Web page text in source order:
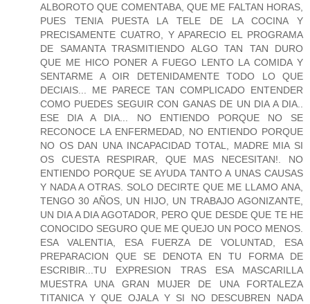
ALBOROTO QUE COMENTABA, QUE ME FALTAN HORAS,
PUES TENIA PUESTA LA TELE DE LA COCINA Y
PRECISAMENTE CUATRO, Y APARECIO EL PROGRAMA
DE SAMANTA TRASMITIENDO ALGO TAN TAN DURO
QUE ME HICO PONER A FUEGO LENTO LA COMIDA Y
SENTARME A OIR DETENIDAMENTE TODO LO QUE
DECIAIS... ME PARECE TAN COMPLICADO ENTENDER
COMO PUEDES SEGUIR CON GANAS DE UN DIA A DIA..
ESE DIA A DIA... NO ENTIENDO PORQUE NO SE
RECONOCE LA ENFERMEDAD, NO ENTIENDO PORQUE
NO OS DAN UNA INCAPACIDAD TOTAL, MADRE MIA SI
OS CUESTA RESPIRAR, QUE MAS NECESITAN!. NO
ENTIENDO PORQUE SE AYUDA TANTO A UNAS CAUSAS
Y NADA A OTRAS. SOLO DECIRTE QUE ME LLAMO ANA,
TENGO 30 AÑOS, UN HIJO, UN TRABAJO AGONIZANTE,
UN DIA A DIA AGOTADOR, PERO QUE DESDE QUE TE HE
CONOCIDO SEGURO QUE ME QUEJO UN POCO MENOS.
ESA VALENTIA, ESA FUERZA DE VOLUNTAD, ESA
PREPARACION QUE SE DENOTA EN TU FORMA DE
ESCRIBIR...TU EXPRESION TRAS ESA MASCARILLA
MUESTRA UNA GRAN MUJER DE UNA FORTALEZA
TITANICA Y QUE OJALA Y SI NO DESCUBREN NADA